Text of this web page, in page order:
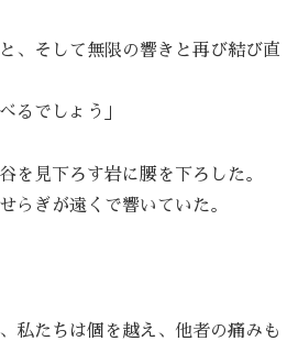
、そして無限の響きと再び結び直
でしょう」
を見下ろす岩に腰を下ろした。
らぎが遠くで響いていた。
私たちは個を越え、他者の痛みも